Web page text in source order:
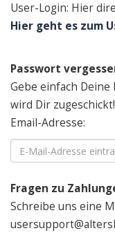
User-Login: Hier
Hier geht es zum
Passwort
Gebe einfach
wird Dir zugeschickt!
Email-Adresse:
Fragen zu
Schreibe uns eine